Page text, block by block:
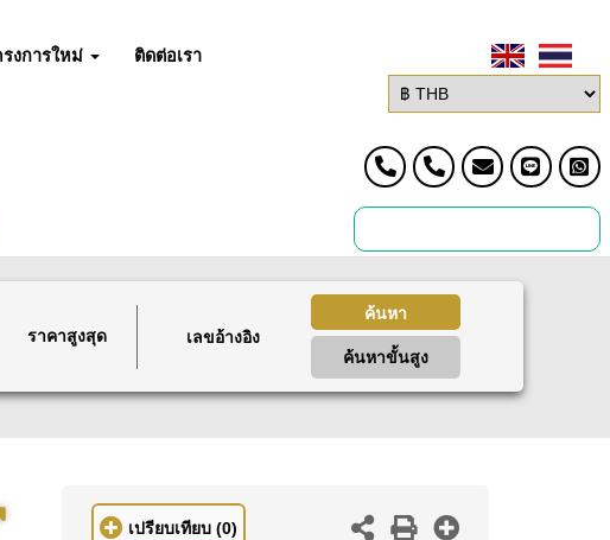
งการใหม่ ติดต่อเรา
ราคาสูงสุด
ค้นหา
ค้นหาขั้นสูง
เปรียบเทียบ (0)